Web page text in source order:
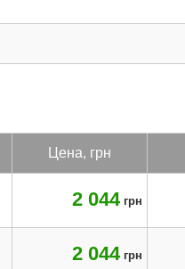
Цена, грн
2 044 грн
2 044 грн